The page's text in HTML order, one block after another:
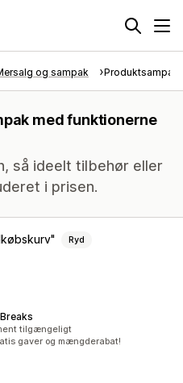
og sampak Produktsampak
med funktionerne
så ideelt tilbehør eller
i prisen.
Ryd
tilgængeligt
gaver og mængderabat!